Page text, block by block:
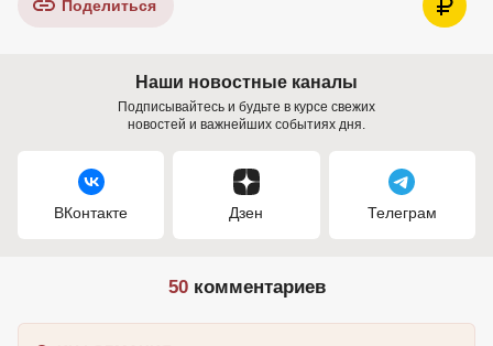
Поделиться
Наши новостные каналы
Подписывайтесь и будьте в курсе свежих
новостей и важнейших событиях дня.
ВКонтакте Дзен Телеграм
50комментариев